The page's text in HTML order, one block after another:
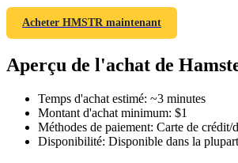
Acheter HMSTR maintenant
Aperçu de l'achat de
Temps d'achat estimé: ~3 minutes
Montant d'achat minimum: $1
Méthodes de paiement: Carte de crédit/
Disponibilité: Disponible dans la